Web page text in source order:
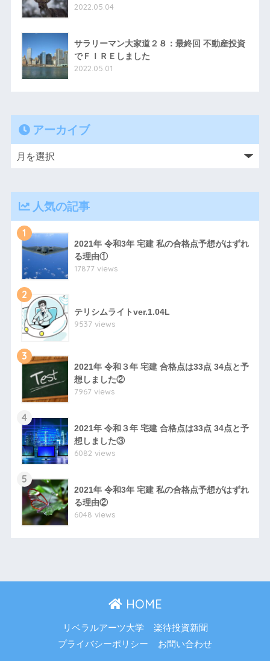
2022.05.04
サラリーマン大家道２８：最終回 不動産投資
でＦＩＲＥしました
2022.05.01
アーカイブ
人気の記事
1
2021年 令和3年 宅建 私の合格点予想がはずれ
る理由①
17877 views
2
テリシムライトver.1.04L
9537 views
3
2021年 令和３年 宅建 合格点は33点 34点と予
想しました②
7967 views
4
2021年 令和３年 宅建 合格点は33点 34点と予
想しました③
6082 views
5
2021年 令和3年 宅建 私の合格点予想がはずれ
る理由②
6048 views
HOME
リベラルアーツ大学
楽待投資新聞
プライバシーポリシー
お問い合わせ